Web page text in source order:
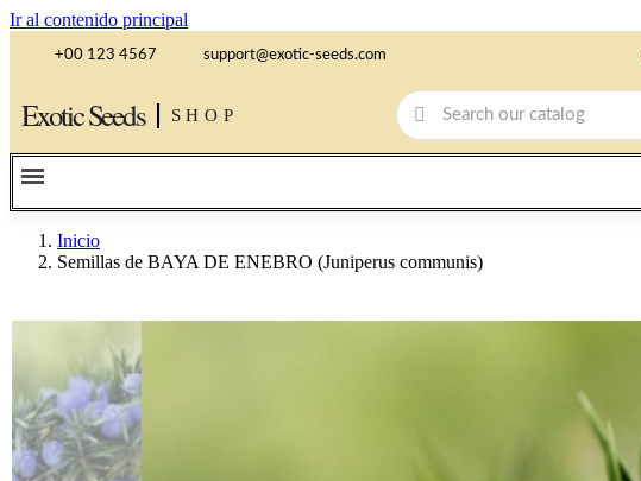
Ir al contenido principal
+00 123 4567 support@exotic-seeds.com
Exotic Seeds SHOP
Inicio
Semillas de BAYA DE ENEBRO (Juniperus communis)